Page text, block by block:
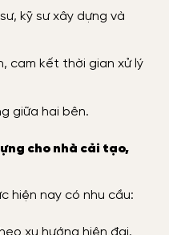
kỹ sư xây dựng và
cam kết thời gian xử lý
giữa hai bên.
cho nhà cải tạo,
hiện nay có nhu cầu:
xu hướng hiện đại.